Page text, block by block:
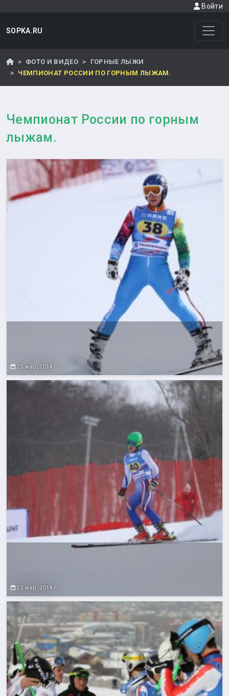
Войти
SOPKA.RU
ФОТО И ВИДЕО
ГОРНЫЕ ЛЫЖИ
ЧЕМПИОНАТ РОССИИ ПО ГОРНЫМ ЛЫЖАМ.
Чемпионат России по горным
лыжам.
25 мар. 2014 г.
25 мар. 2014 г.